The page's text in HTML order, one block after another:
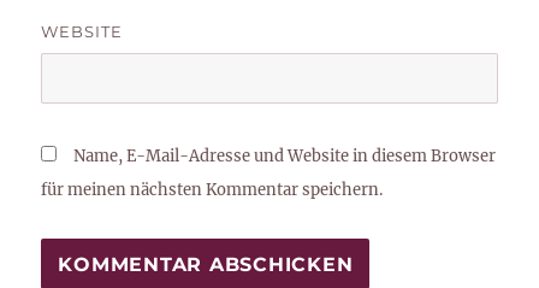
WEBSITE
Name, E-Mail-Adresse und Website in diesem Browser
für meinen nächsten Kommentar speichern.